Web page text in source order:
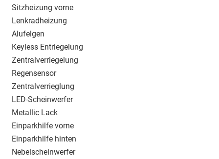
Sitzheizung vorne
Lenkradheizung
Alufelgen
Keyless Entriegelung
Zentralverriegelung
Regensensor
Zentralverrieglung
LED-Scheinwerfer
Metallic Lack
Einparkhilfe vorne
Einparkhilfe hinten
Nebelscheinwerfer